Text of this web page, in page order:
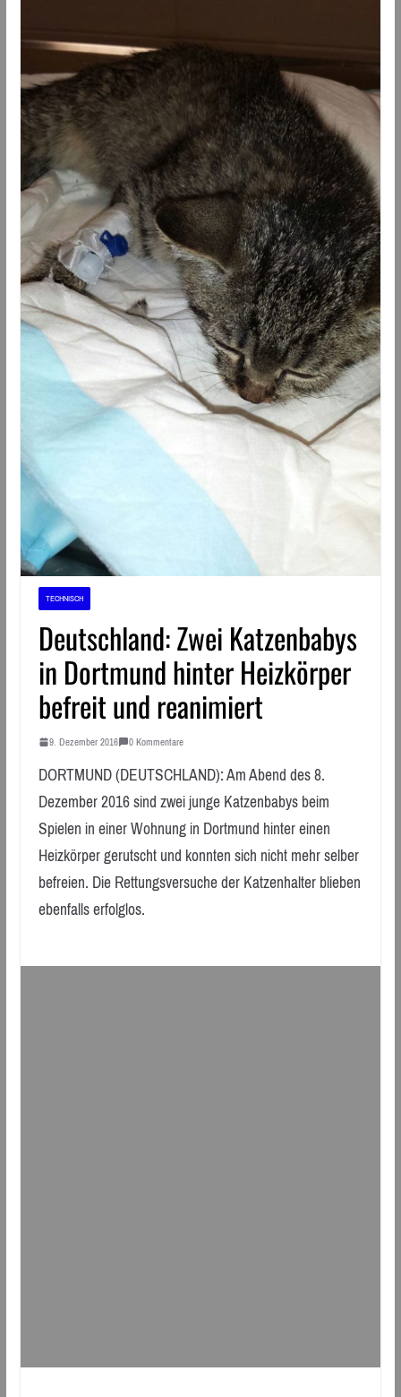
TECHNISCH
Deutschland: Zwei Katzenbabys
in Dortmund hinter Heizkörper
befreit und reanimiert
9. Dezember 2016 0 Kommentare
DORTMUND (DEUTSCHLAND): Am Abend des 8.
Dezember 2016 sind zwei junge Katzenbabys beim
Spielen in einer Wohnung in Dortmund hinter einen
Heizkörper gerutscht und konnten sich nicht mehr selber
befreien. Die Rettungsversuche der Katzenhalter blieben
ebenfalls erfolglos.